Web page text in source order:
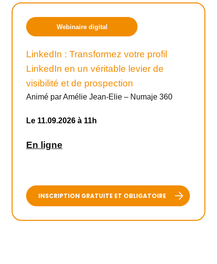
Webinaire digital
LinkedIn : Transformez votre profil
LinkedIn en un véritable levier de
visibilité et de prospection
Animé par Amélie Jean-Elie – Numaje 360
Le 11.09.2026 à 11h
En ligne
INSCRIPTION GRATUITE ET OBLIGATOIRE